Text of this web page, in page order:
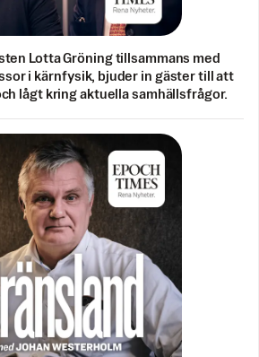
Lotta Gröning tillsammans med
i kärnfysik, bjuder in gäster till att
lågt kring aktuella samhällsfrågor.